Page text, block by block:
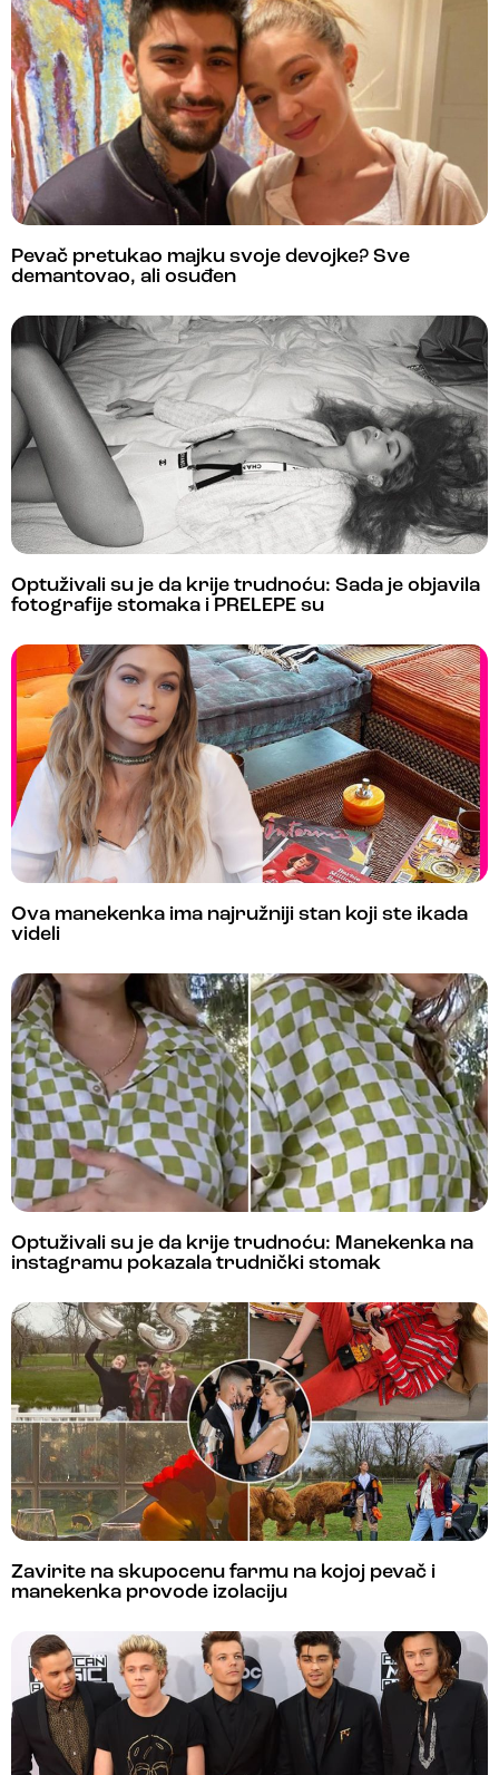
Pevač pretukao majku svoje devojke? Sve
demantovao, ali osuđen
Optuživali su je da krije trudnoću: Sada je objavila
fotografije stomaka i PRELEPE su
Ova manekenka ima najružniji stan koji ste ikada
videli
Optuživali su je da krije trudnoću: Manekenka na
instagramu pokazala trudnički stomak
Zavirite na skupocenu farmu na kojoj pevač i
manekenka provode izolaciju